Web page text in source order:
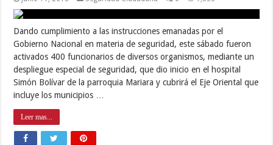
Dando cumplimiento a las instrucciones emanadas por el
Gobierno Nacional en materia de seguridad, este sábado fueron
activados 400 funcionarios de diversos organismos, mediante un
despliegue especial de seguridad, que dio inicio en el hospital
Simón Bolívar de la parroquia Mariara y cubrirá el Eje Oriental que
incluye los municipios …
Leer mas...